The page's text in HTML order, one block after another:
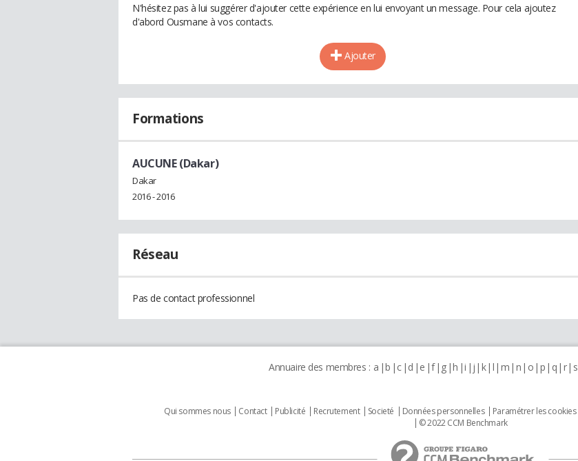
N'hésitez pas à lui suggérer d'ajouter cette expérience en lui envoyant un message. Pour cela ajoutez
d'abord Ousmane à vos contacts.
Ajouter
Formations
AUCUNE (Dakar)
Dakar
2016 - 2016
Réseau
Pas de contact professionnel
Annuaire des membres : a b c d e f g h i j k l m n o p q r s
Qui sommes nous Contact Publicité Recrutement Societé Données personnelles Paramétrer les cookies
© 2022 CCM Benchmark